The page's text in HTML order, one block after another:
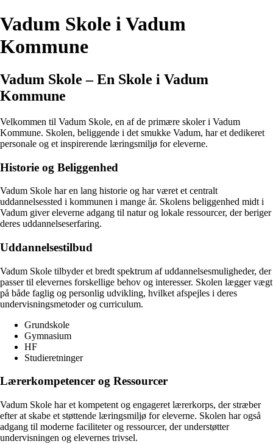
Vadum Skole i Vadum
Kommune
Vadum Skole – En Skole i Vadum
Kommune
Velkommen til Vadum Skole, en af de primære skoler i Vadum
Kommune. Skolen, beliggende i det smukke Vadum, har et dedikeret
personale og et inspirerende læringsmiljø for eleverne.
Historie og Beliggenhed
Vadum Skole har en lang historie og har været et centralt
uddannelsessted i kommunen i mange år. Skolens beliggenhed midt i
Vadum giver eleverne adgang til natur og lokale ressourcer, der beriger
deres uddannelseserfaring.
Uddannelsestilbud
Vadum Skole tilbyder et bredt spektrum af uddannelsesmuligheder, der
passer til elevernes forskellige behov og interesser. Skolen lægger vægt
på både faglig og personlig udvikling, hvilket afspejles i deres
undervisningsmetoder og curriculum.
Grundskole
Gymnasium
HF
Studieretninger
Lærerkompetencer og Ressourcer
Vadum Skole har et kompetent og engageret lærerkorps, der stræber
efter at skabe et støttende læringsmiljø for eleverne. Skolen har også
adgang til moderne faciliteter og ressourcer, der understøtter
undervisningen og elevernes trivsel.